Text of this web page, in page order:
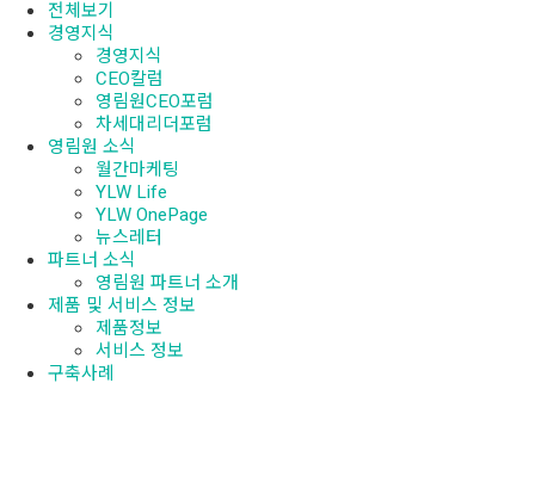
전체보기
경영지식
경영지식
CEO칼럼
영림원CEO포럼
차세대리더포럼
영림원 소식
월간마케팅
YLW Life
YLW OnePage
뉴스레터
파트너 소식
영림원 파트너 소개
제품 및 서비스 정보
제품정보
서비스 정보
구축사례